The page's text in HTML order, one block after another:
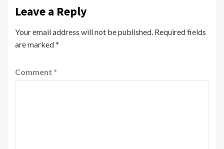
Leave a Reply
Your email address will not be published. Required fields
are marked*
Comment *